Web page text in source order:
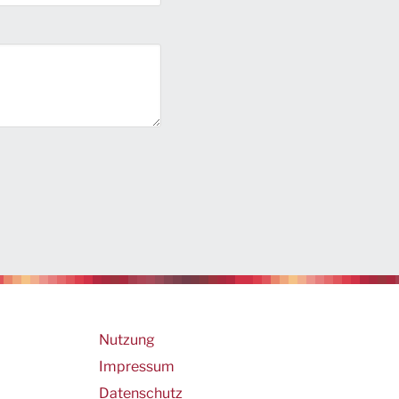
Footer
Nutzung
Impressum
Datenschutz